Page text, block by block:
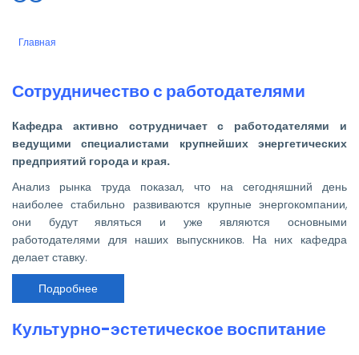
Строка
Главная
Сотрудничество с работодателями
Кафедра активно сотрудничает с работодателями и
ведущими специалистами крупнейших энергетических
предприятий города и края.
Анализ рынка труда показал, что на сегодняшний день
наиболее стабильно развиваются крупные энергокомпании,
они будут являться и уже являются основными
работодателями для наших выпускников. На них кафедра
делает ставку.
Подробнее
Сотрудничество
работодателями
Культурно-эстетическое воспитание